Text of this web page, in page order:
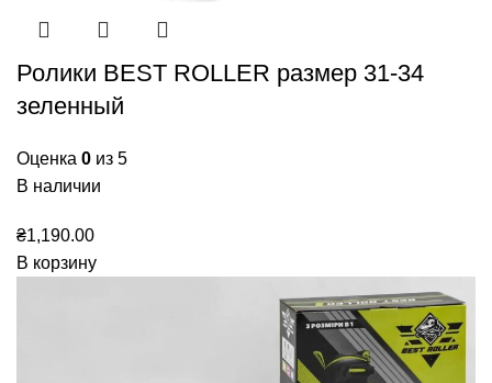
Ролики BEST ROLLER размер 31-34
зеленный
Оценка 0 из 5
В наличии
₴1,190.00
В корзину